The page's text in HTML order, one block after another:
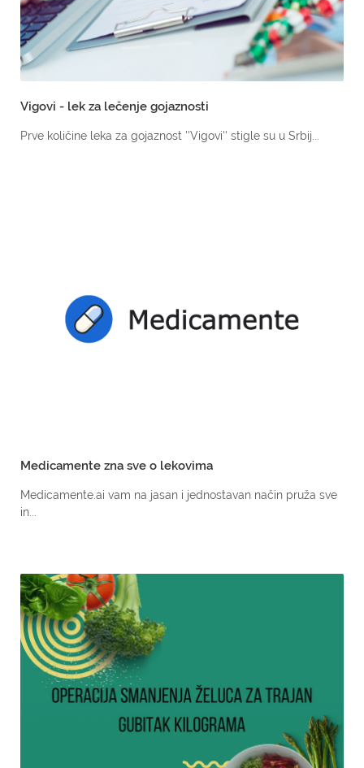
Vigovi - lek za lečenje gojaznosti
Prve količine leka za gojaznost ''Vigovi'' stigle su u Srbij...
Medicamente zna sve o lekovima
Medicamente.ai vam na jasan i jednostavan način pruža sve
in...